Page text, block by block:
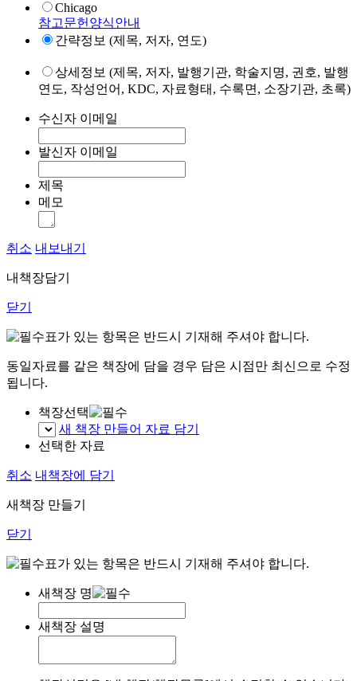
Chicago
참고문헌양식안내
간략정보 (제목, 저자, 연도)
상세정보 (제목, 저자, 발행기관, 학술지명, 권호, 발행
연도, 작성언어, KDC, 자료형태, 수록면, 소장기관, 초록)
수신자 이메일
발신자 이메일
제목
메모
취소 내보내기
내책장담기
닫기
표가 있는 항목은 반드시 기재해 주셔야 합니다.
동일자료를 같은 책장에 담을 경우 담은 시점만 최신으로 수정
됩니다.
책장선택
새 책장 만들어 자료 담기
선택한 자료
취소 내책장에 담기
새책장 만들기
닫기
표가 있는 항목은 반드시 기재해 주셔야 합니다.
새책장 명
새책장 설명